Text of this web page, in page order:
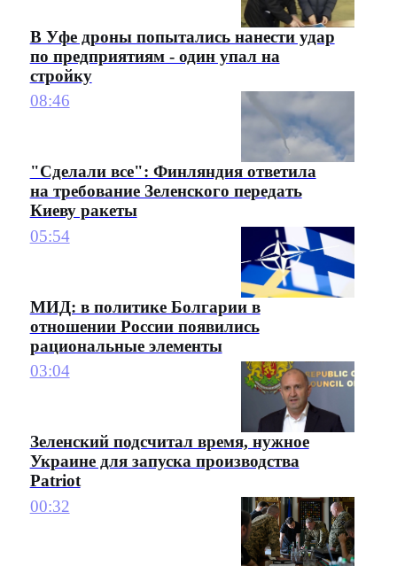
В Уфе дроны попытались нанести удар
по предприятиям - один упал на
стройку
08:46
"Сделали все": Финляндия ответила
на требование Зеленского передать
Киеву ракеты
05:54
МИД: в политике Болгарии в
отношении России появились
рациональные элементы
03:04
Зеленский подсчитал время, нужное
Украине для запуска производства
Patriot
00:32